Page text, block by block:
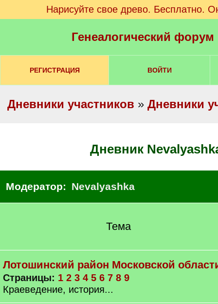
Нарисуйте свое древо. Бесплатно.
Генеалогический
РЕГИСТРАЦИЯ ВОЙТИ
Дневники участников » Дневники
Дневник
Модератор: Nevalyashka
Тема
Лотошинский район Московской
Страницы: 1 2 3 4 5 6 7 8 9
Краеведение, история...